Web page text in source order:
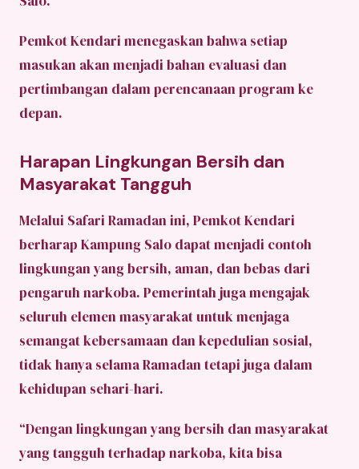
Pemkot Kendari menegaskan bahwa setiap
masukan akan menjadi bahan evaluasi dan
pertimbangan dalam perencanaan program ke
depan.
Harapan Lingkungan Bersih dan
Masyarakat Tangguh
Melalui Safari Ramadan ini, Pemkot Kendari
berharap Kampung Salo dapat menjadi contoh
lingkungan yang bersih, aman, dan bebas dari
pengaruh narkoba. Pemerintah juga mengajak
seluruh elemen masyarakat untuk menjaga
semangat kebersamaan dan kepedulian sosial,
tidak hanya selama Ramadan tetapi juga dalam
kehidupan sehari-hari.
“Dengan lingkungan yang bersih dan masyarakat
yang tangguh terhadap narkoba, kita bisa